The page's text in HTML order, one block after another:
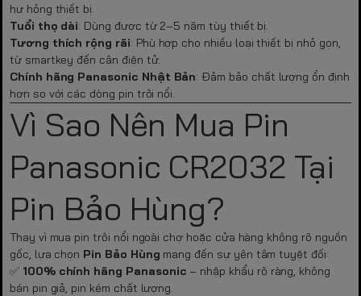
hư hỏng thiết bị.
Tuổi thọ dài: Dùng được từ 2–5 năm tùy thiết bị.
Tương thích rộng rãi: Phù hợp cho nhiều loại thiết bị nhỏ gọn,
từ smartkey đến cân điện tử.
Chính hãng Panasonic Nhật Bản: Đảm bảo chất lượng ổn định
hơn so với các dòng pin trôi nổi.
Vì Sao Nên Mua Pin
Panasonic CR2032 Tại
Pin Bảo Hùng?
Thay vì mua pin trôi nổi ngoài chợ hoặc cửa hàng không rõ nguồn
gốc, lựa chọn Pin Bảo Hùng mang đến sự yên tâm tuyệt đối:
✅ 100% chính hãng Panasonic – nhập khẩu rõ ràng, không
bán pin giả, pin kém chất lượng.